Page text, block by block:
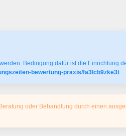
Bedingung dafür ist die Einrichtung
bewertung-praxis/fa3lcb9zke3t
oder Behandlung durch einen